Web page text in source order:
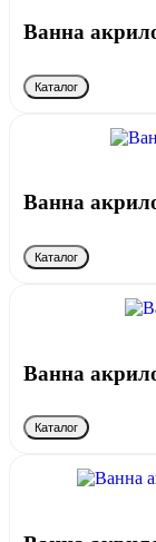
Ванна
Каталог
Ванна
Каталог
Ванна
Каталог